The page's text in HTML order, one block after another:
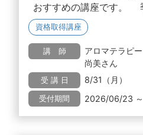
おすすめの講座です。
資格取得講座
講 師
アロマテラピ
尚美さん
受 講 日 8/31（月）
受付期間 2026/06/23